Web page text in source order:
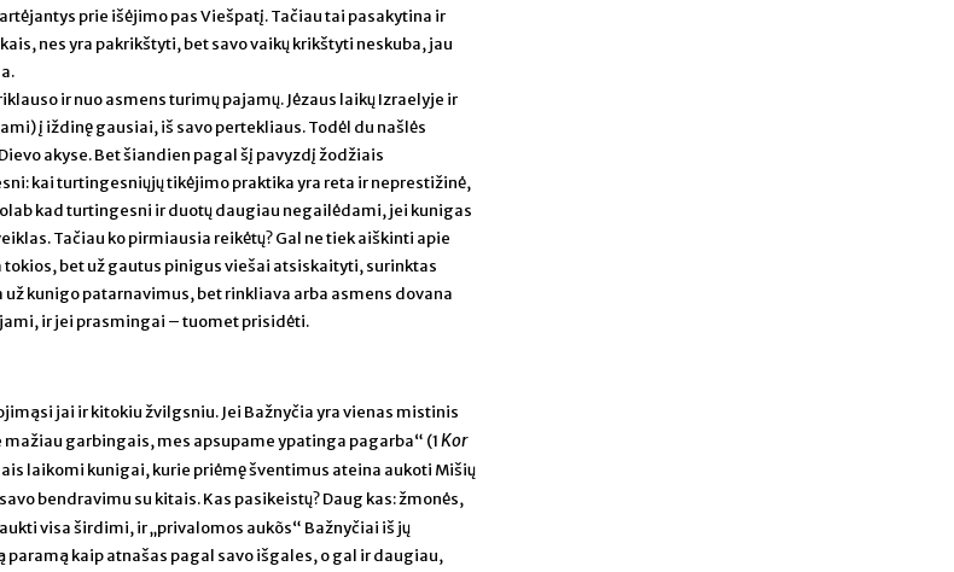
prie išėjimo pas Viešpatį. Tačiau tai pasakytina ir
nes yra pakrikštyti, bet savo vaikų krikštyti neskuba, jau
ir nuo asmens turimų pajamų. Jėzaus laikų Izraelyje ir
į iždinę gausiai, iš savo pertekliaus. Todėl du našlės
akyse. Bet šiandien pagal šį pavyzdį žodžiais
kai turtingesniųjų tikėjimo praktika yra reta ir neprestižinė,
kad turtingesni ir duotų daugiau negailėdami, jei kunigas
Tačiau ko pirmiausia reikėtų? Gal ne tiek aiškinti apie
bet už gautus pinigus viešai atsiskaityti, surinktas
kunigo patarnavimus, bet rinkliava arba asmens dovana
ir jei prasmingai – tuomet prisidėti.
jai ir kitokiu žvilgsniu. Jei Bažnyčia yra vienas mistinis
garbingais, mes apsupame ypatinga pagarba“ (1Kor
laikomi kunigai, kurie priėmę šventimus ateina aukoti Mišių
bendravimu su kitais. Kas pasikeistų? Daug kas: žmonės,
visa širdimi, ir „privalomos aukõs“ Bažnyčiai iš jų
kaip atnašas pagal savo išgales, o gal ir daugiau,